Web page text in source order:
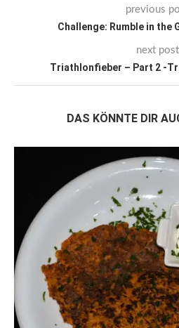
previous
Challenge: Rumble in
next post
Triathlonfieber – Part 2 -
DAS KÖNNTE DIR